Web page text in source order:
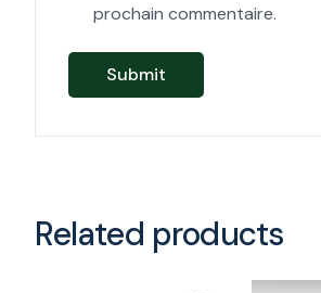
prochain commentaire.
Related products